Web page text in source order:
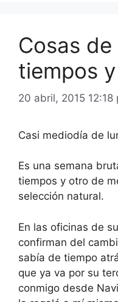
Cosas
tiempos
20 abril, 2015 12:18
Casi mediodía de
Es una semana
tiempos y otro de
selección natural.
En las oficinas de
confirman del
sabía de tiempo
que ya va por su
conmigo desde